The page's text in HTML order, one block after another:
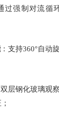
过强制对流循
：支持360°自动
层钢化玻璃观